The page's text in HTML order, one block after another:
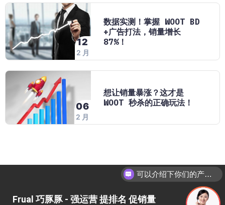
12
2 月
数据实测！掌握 WOOT BD
+广告打法，销量增长
87%！
06
2 月
想让销量暴涨？这才是
WOOT 秒杀的正确玩法！
Frual 巧豚豚 - 强运营 提排名 促销量​
可以介绍下你们的产品么